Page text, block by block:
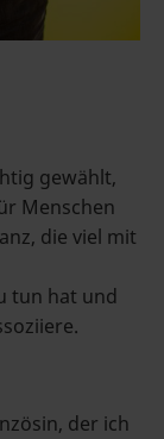
gewählt,
Menschen
die viel mit
tun hat und
der ich